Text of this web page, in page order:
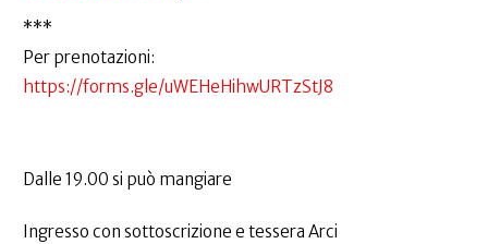
***
Per prenotazioni:
https://forms.gle/uWEHeHihwURTzStJ8
Dalle 19.00 si può mangiare
Ingresso con sottoscrizione e tessera Arci